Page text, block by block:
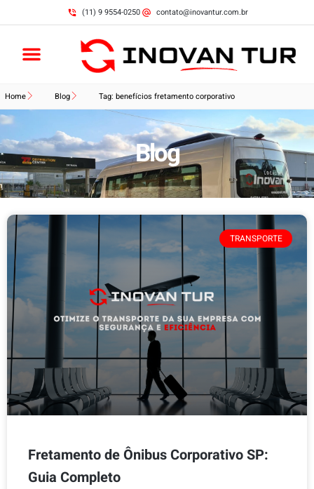
(11) 9 9554-0250 contato@inovantur.com.br
Home Blog Tag: benefícios fretamento corporativo
Blog
TRANSPORTE
Fretamento de Ônibus Corporativo SP:
Guia Completo